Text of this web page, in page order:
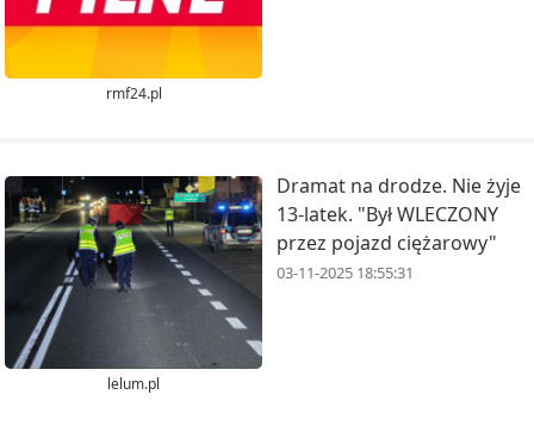
rmf24.pl
lelum.pl
Dramat na drodze. Nie żyje
13-latek. "Był WLECZONY
przez pojazd ciężarowy"
03-11-2025 18:55:31